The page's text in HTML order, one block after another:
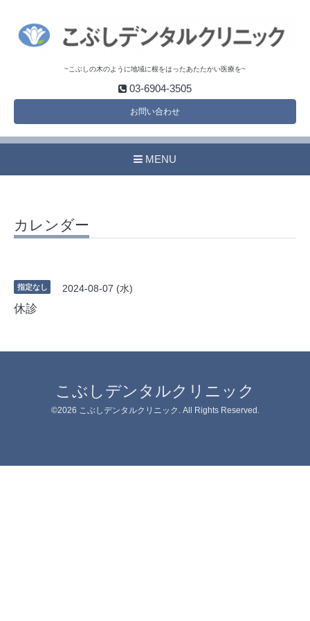
~こぶしの木のように地域に根をはったあたたかい医療を~
03-6904-3505
お問い合わせ
MENU
カレンダー
指定なし 2024-08-07 (水)
休診
こぶしデンタルクリニック
©2026 こぶしデンタルクリニック . All Rights Reserved.